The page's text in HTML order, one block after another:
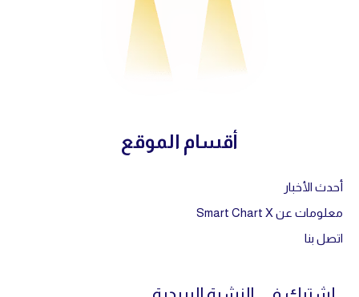
أقسام الموقع
أحدث الأخبار
معلومات عن Smart Chart X
اتصل بنا